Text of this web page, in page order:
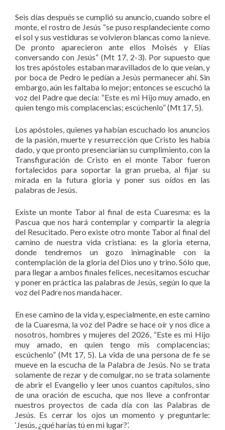
Seis días después se cumplió su anuncio, cuando sobre el
monte, el rostro de Jesús “se puso resplandeciente como
el sol y sus vestiduras se volvieron blancas como la nieve.
De pronto aparecieron ante ellos Moisés y Elías
conversando con Jesús” (Mt 17, 2-3). Por supuesto que
los tres apóstoles estaban maravillados de lo que veían, y
por boca de Pedro le pedían a Jesús permanecer ahí. Sin
embargo, aún les faltaba lo mejor; entonces se escuchó la
voz del Padre que decía: “Este es mi Hijo muy amado, en
quien tengo mis complacencias; escúchenlo” (Mt 17, 5).
Los apóstoles, quienes ya habían escuchado los anuncios
de la pasión, muerte y resurrección que Cristo les había
dado, y que pronto presenciarían su cumplimiento, con la
Transfiguración de Cristo en el monte Tabor fueron
fortalecidos para soportar la gran prueba, al fijar su
mirada en la futura gloria y poner sus oídos en las
palabras de Jesús.
Existe un monte Tabor al final de esta Cuaresma: es la
Pascua que nos hará contemplar y compartir la alegría
del Resucitado. Pero existe otro monte Tabor al final del
camino de nuestra vida cristiana: es la gloria eterna,
donde tendremos un gozo inimaginable con la
contemplación de la gloria del Dios uno y trino. Sólo que,
para llegar a ambos finales felices, necesitamos escuchar
y poner en práctica las palabras de Jesús, según lo que la
voz del Padre nos manda hacer.
En ese camino de la vida y, especialmente, en este camino
de la Cuaresma, la voz del Padre se hace oír y nos dice a
nosotros, hombres y mujeres del 2026, “Este es mi Hijo
muy amado, en quien tengo mis complacencias;
escúchenlo” (Mt 17, 5). La vida de una persona de fe se
mueve en la escucha de la Palabra de Jesús. No se trata
solamente de rezar y de comulgar, no se trata solamente
de abrir el Evangelio y leer unos cuantos capítulos, sino
de una oración de escucha, que nos lleve a confrontar
nuestros proyectos de cada día con las Palabras de
Jesús. Es cerrar los ojos un momento y preguntarle:
‘Jesús, ¿qué harías tú en mi lugar?’.